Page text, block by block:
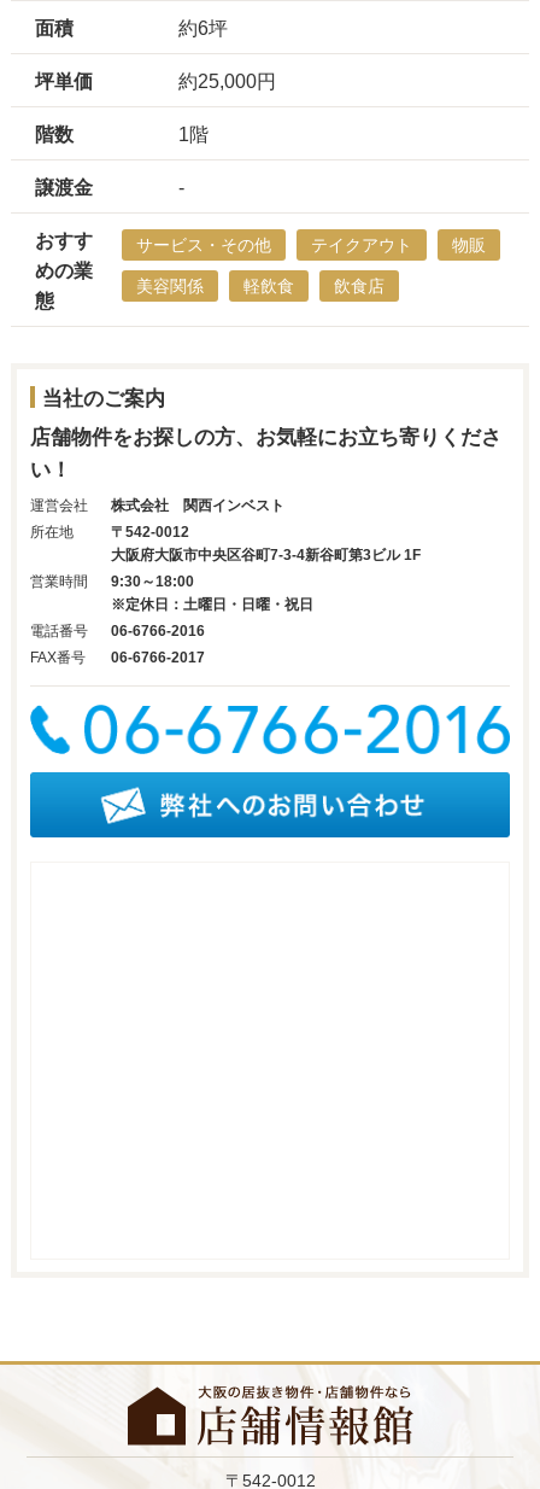
面積 約6坪
坪単価 約25,000円
階数 1階
譲渡金 -
おすす
めの業
態
サービス・その他 テイクアウト 物販
美容関係 軽飲食 飲食店
当社のご案内
店舗物件をお探しの方、お気軽にお立ち寄りくださ
い！
運営会社
株式会社 関西インベスト
所在地
〒542-0012
大阪府大阪市中央区谷町7-3-4新谷町第3ビル 1F
営業時間
9:30～18:00
※定休日：土曜日・日曜・祝日
電話番号
06-6766-2016
FAX番号
06-6766-2017
〒542-0012